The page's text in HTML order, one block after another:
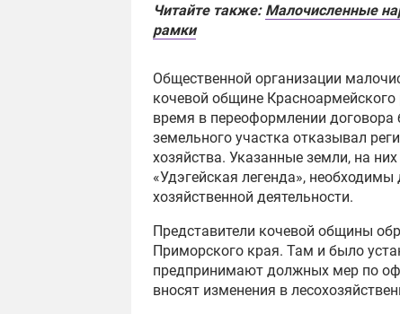
Читайте также: Малочисленные
рамки
Общественной организации
кочевой общине
время в переоформлении договора
земельного участка отказывал
хозяйства. Указанные земли, на
«Удэгейская легенда»,
хозяйственной деятельности.
Представители кочевой общины
Приморского края. Там и было
предпринимают должных мер по
вносят изменения в